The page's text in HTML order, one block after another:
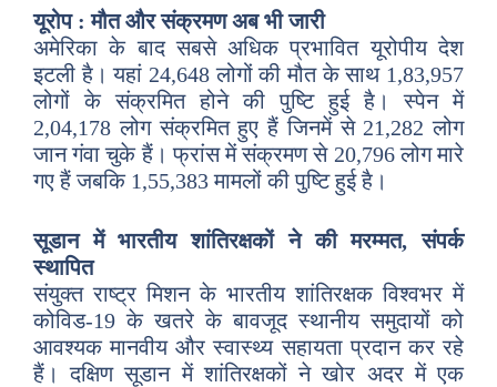
यूरोप : मौत और संक्रमण अब भी जारी
अमेरिका के बाद सबसे अधिक प्रभावित यूरोपीय देश
इटली है। यहां 24,648 लोगों की मौत के साथ 1,83,957
लोगों के संक्रमित होने की पुष्टि हुई है। स्पेन में
2,04,178 लोग संक्रमित हुए हैं जिनमें से 21,282 लोग
जान गंवा चुके हैं। फ्रांस में संक्रमण से 20,796 लोग मारे
गए हैं जबकि 1,55,383 मामलों की पुष्टि हुई है।
सूडान में भारतीय शांतिरक्षकों ने की मरम्मत, संपर्क
स्थापित
संयुक्त राष्ट्र मिशन के भारतीय शांतिरक्षक विश्वभर में
कोविड-19 के खतरे के बावजूद स्थानीय समुदायों को
आवश्यक मानवीय और स्वास्थ्य सहायता प्रदान कर रहे
हैं। दक्षिण सूडान में शांतिरक्षकों ने खोर अदर में एक